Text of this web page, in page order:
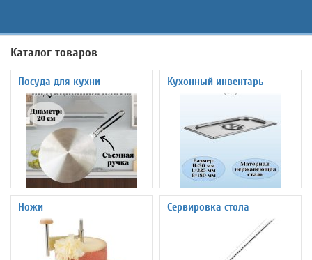
Каталог товаров
Посуда для кухни Кухонный инвентарь
Ножи Сервировка стола